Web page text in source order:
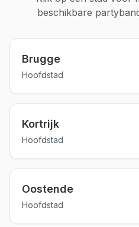
beschikbare
Brugge
Hoofdstad
Kortrijk
Hoofdstad
Oostende
Hoofdstad